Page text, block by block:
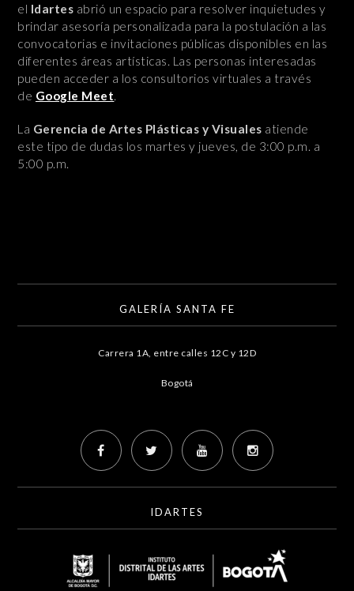
el Idartes abrió un espacio para resolver inquietudes y
brindar asesoría personalizada para la postulación a las
convocatorias e invitaciones públicas disponibles en las
diferentes áreas artísticas. Las personas interesadas
pueden acceder a los consultorios virtuales a través
de Google Meet.
La Gerencia de Artes Plásticas y Visuales atiende
este tipo de dudas los martes y jueves, de 3:00 p.m. a
5:00 p.m.
GALERÍA SANTA FE
Carrera 1A, entre calles 12C y 12D
Bogotá
IDARTES